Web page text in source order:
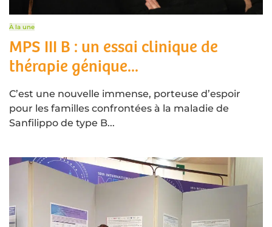
À la une
MPS III B : un essai clinique de
thérapie génique...
C’est une nouvelle immense, porteuse d’espoir
pour les familles confrontées à la maladie de
Sanfilippo de type B...